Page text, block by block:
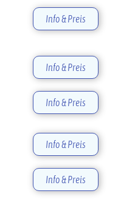
Info & Preis
Info & Preis
Info & Preis
Info & Preis
Info & Preis